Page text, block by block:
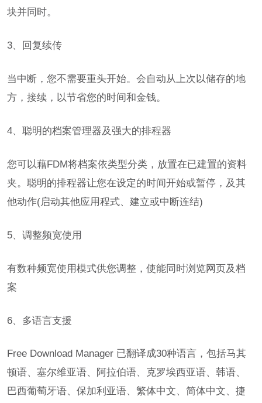
块并同时。
3、回复续传
当中断，您不需要重头开始。会自动从上次以储存的地
方，接续，以节省您的时间和金钱。
4、聪明的档案管理器及强大的排程器
您可以藉FDM将档案依类型分类，放置在已建置的资料
夹。聪明的排程器让您在设定的时间开始或暂停，及其
他动作(启动其他应用程式、建立或中断连结)
5、调整频宽使用
有数种频宽使用模式供您调整，使能同时浏览网页及档
案
6、多语言支援
Free Download Manager 已翻译成30种语言，包括马其
顿语、塞尔维亚语、阿拉伯语、克罗埃西亚语、韩语、
巴西葡萄牙语、保加利亚语、繁体中文、简体中文、捷